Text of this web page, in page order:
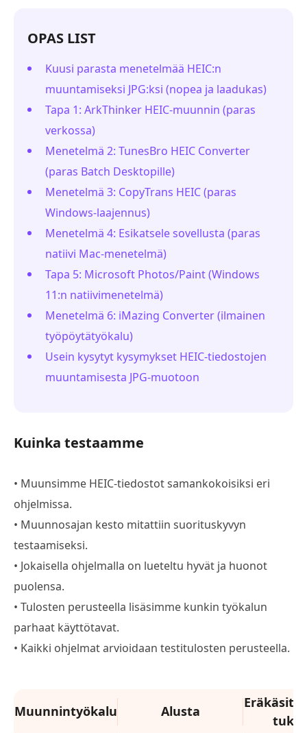
OPAS LIST
Kuusi parasta menetelmää HEIC:n
muuntamiseksi JPG:ksi (nopea ja laadukas)
Tapa 1: ArkThinker HEIC-muunnin (paras
verkossa)
Menetelmä 2: TunesBro HEIC Converter
(paras Batch Desktopille)
Menetelmä 3: CopyTrans HEIC (paras
Windows-laajennus)
Menetelmä 4: Esikatsele sovellusta (paras
natiivi Mac-menetelmä)
Tapa 5: Microsoft Photos/Paint (Windows
11:n natiivimenetelmä)
Menetelmä 6: iMazing Converter (ilmainen
työpöytätyökalu)
Usein kysytyt kysymykset HEIC-tiedostojen
muuntamisesta JPG-muotoon
Kuinka testaamme
• Muunsimme HEIC-tiedostot samankokoisiksi eri
ohjelmissa.
• Muunnosajan kesto mitattiin suorituskyvyn
testaamiseksi.
• Jokaisella ohjelmalla on lueteltu hyvät ja huonot
puolensa.
• Tulosten perusteella lisäsimme kunkin työkalun
parhaat käyttötavat.
• Kaikki ohjelmat arvioidaan testitulosten perusteella.
Muunnintyökalu Alusta
tuki